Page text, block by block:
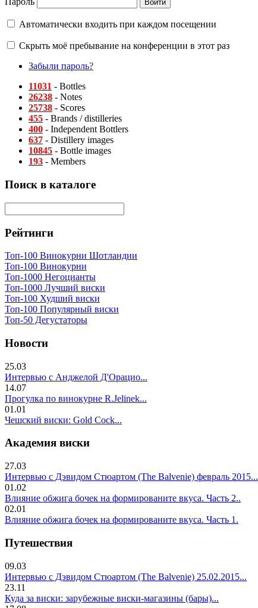
Автоматически входить при каждом посещении
Скрыть моё пребывание на конференции в этот раз
Забыли пароль?
11031 - Bottles
26238 - Notes
25738 - Scores
455 - Brands / distilleries
400 - Independent Bottlers
637 - Distillery images
10845 - Bottle images
193 - Members
Поиск в каталоге
Рейтинги
Топ-100 Винокурни Шотландии
Топ-100 Винокурни
Топ-1000 Негоцианты
Топ-1000 Лучший виски
Топ-100 Худший виски
Топ-100 Популярный виски
Топ-50 Дегустаторы
Новости
25.03
Интервью с Анджелой Д'Орацио...
14.07
Прогулка по винокурне R.Jelinek...
01.01
Чешский виски: Gold Cock...
Академия виски
27.03
Интервью с Дэвидом Стюартом (The Balvenie) февраль 2015...
01.02
Влияние обжига бочек на формированите вкуса. Часть 2..
02.01
Влияние обжига бочек на формированите вкуса. Часть 1.
Путешествия
09.03
Интервью с Дэвидом Стюартом (The Balvenie) 25.02.2015...
23.11
Куда за виски: зарубежные виски-магазины (бары)...